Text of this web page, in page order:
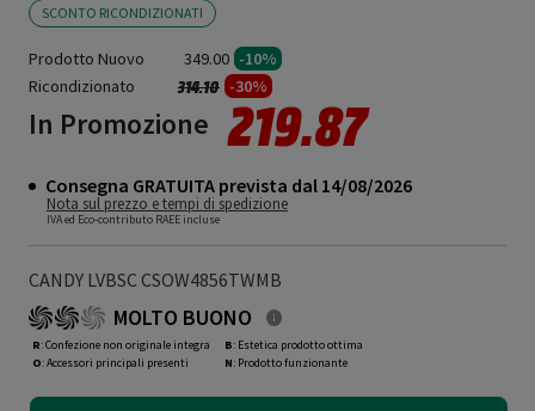
SCONTO RICONDIZIONATI
Prodotto Nuovo 349.00 -10%
Ricondizionato
Prezzo ridotto da
314.10a -30%
In Promozione 219.87
Consegna GRATUITA prevista dal 14/08/2026
Nota sul prezzo e tempi di spedizione
IVA ed Eco-contributo RAEE incluse
CANDY LVBSC CSOW4856TWMB
MOLTO BUONO
R: Confezione non originale integra
O: Accessori principali presenti
B: Estetica prodotto ottima
N: Prodotto funzionante